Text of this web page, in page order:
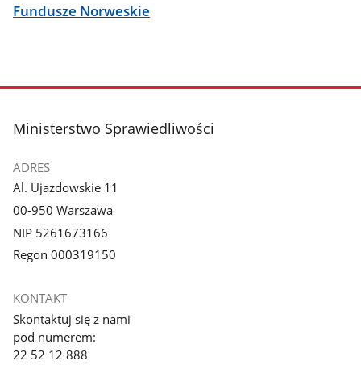
Fundusze Norweskie
stopka
Ministerstwo Sprawiedliwości
ADRES
Al. Ujazdowskie 11
00-950 Warszawa
NIP 5261673166
Regon 000319150
KONTAKT
Skontaktuj się z nami
pod numerem:
22 52 12 888